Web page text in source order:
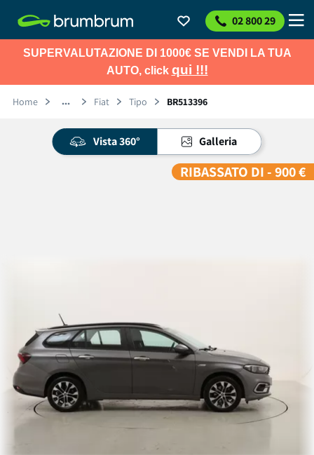
02 800 29
SUPERVALUTAZIONE DI 1000€ SE VENDI LA TUA
AUTO, click qui !!!
Home Fiat Tipo BR513396
Vista 360° Galleria
RIBASSATO DI - 900 €